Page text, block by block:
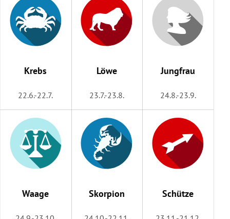
Untermenü
Krebs
22.6.-22.7.
Löwe
23.7.-23.8.
Jungfrau
24.8.-23.9.
Waage Skorpion Schütze